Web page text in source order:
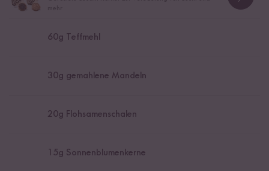
60g Teffmehl
30g gemahlene Mandeln
20g Flohsamenschalen
15g Sonnenblumenkerne